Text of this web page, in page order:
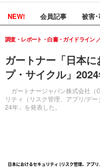
NEW! 会員記事 被害･
ガートナー「日本
プ・サイクル」
ガートナージャパン株式会社（
リティ（リスク管理、アプリ/デ
24年」を発表した。
調査・レポート・白書・ガイドライン